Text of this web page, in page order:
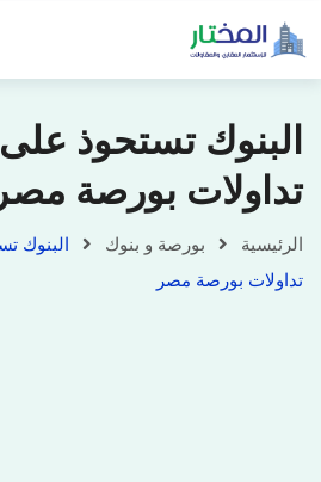
تداولات بورصة مصر
الرئيسية بورصة و بنوك
تداولات بورصة مصر